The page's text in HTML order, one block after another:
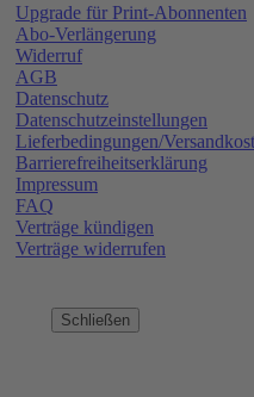
Upgrade für Print-Abonnenten
Abo-Verlängerung
Widerruf
AGB
Datenschutz
Datenschutzeinstellungen
Lieferbedingungen/
Barrierefreiheitserklärung
Impressum
FAQ
Verträge kündigen
Verträge widerrufen
Schließen